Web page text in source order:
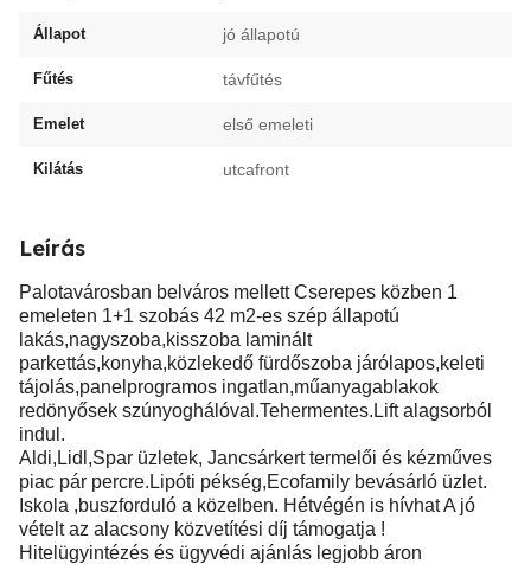
Állapot jó állapotú
Fűtés távfűtés
Emelet első emeleti
Kilátás utcafront
Leírás
Palotavárosban belváros mellett Cserepes közben 1
emeleten 1+1 szobás 42 m2-es szép állapotú
lakás,nagyszoba,kisszoba laminált
parkettás,konyha,közlekedő fürdőszoba járólapos,keleti
tájolás,panelprogramos ingatlan,műanyagablakok
redönyősek szúnyoghálóval.Tehermentes.Lift alagsorból
indul.
Aldi,Lidl,Spar üzletek, Jancsárkert termelői és kézműves
piac pár percre.Lipóti pékség,Ecofamily bevásárló üzlet.
Iskola ,buszforduló a közelben. Hétvégén is hívhat A jó
vételt az alacsony közvetítési díj támogatja !
Hitelügyintézés és ügyvédi ajánlás legjobb áron